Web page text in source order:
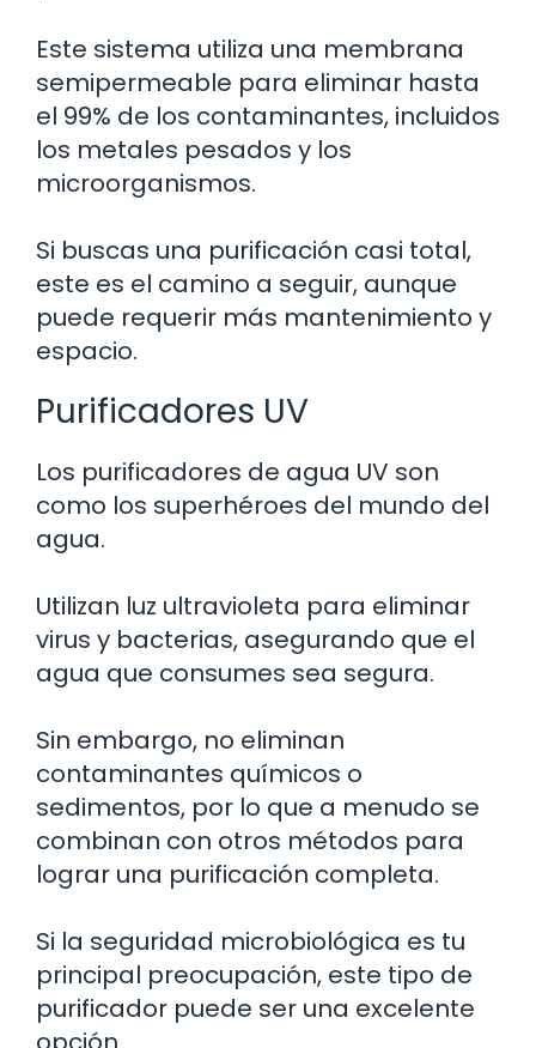
Este sistema utiliza una membrana
semipermeable para eliminar hasta
el 99% de los contaminantes, incluidos
los metales pesados y los
microorganismos.
Si buscas una purificación casi total,
este es el camino a seguir, aunque
puede requerir más mantenimiento y
espacio.
Purificadores UV
Los purificadores de agua UV son
como los superhéroes del mundo del
agua.
Utilizan luz ultravioleta para eliminar
virus y bacterias, asegurando que el
agua que consumes sea segura.
Sin embargo, no eliminan
contaminantes químicos o
sedimentos, por lo que a menudo se
combinan con otros métodos para
lograr una purificación completa.
Si la seguridad microbiológica es tu
principal preocupación, este tipo de
purificador puede ser una excelente